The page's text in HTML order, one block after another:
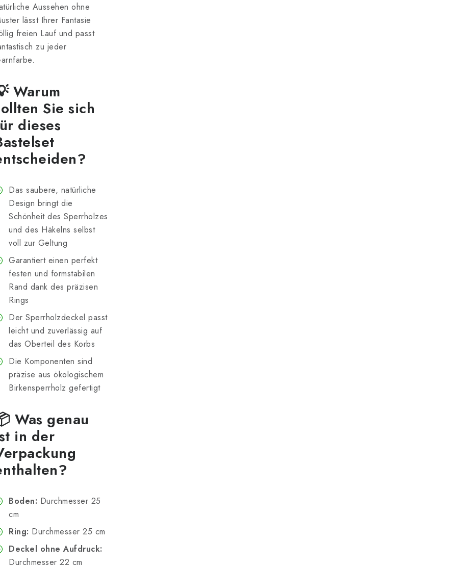
Aussehen ohne
lässt Ihrer Fantasie
freien Lauf und passt
zu jeder
Warum
Sie sich
dieses
Das saubere, natürliche
Design bringt die
Schönheit des Sperrholzes
und des Häkelns selbst
voll zur Geltung
Garantiert einen perfekt
festen und formstabilen
Rand dank des präzisen
Rings
Der Sperrholzdeckel passt
leicht und zuverlässig auf
das Oberteil des Korbs
Die Komponenten sind
präzise aus ökologischem
Birkensperrholz gefertigt
Was genau
in der
Boden: Durchmesser 25
cm
Ring: Durchmesser 25 cm
Deckel ohne Aufdruck:
Durchmesser 22 cm